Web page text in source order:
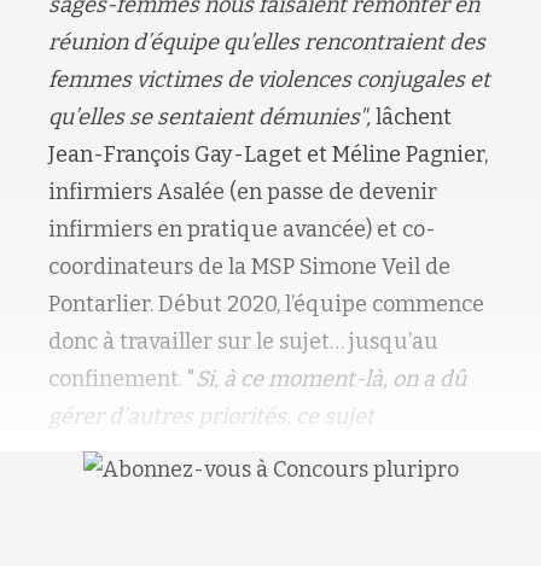
réunion d’équipe qu’elles rencontraient des
femmes victimes de violences conjugales et
qu’elles se sentaient démunies",lâchent
Jean-François Gay-Laget et Méline Pagnier,
infirmiers Asalée (en passe de devenir
infirmiers en pratique avancée) et co-
coordinateurs de la MSP Simone Veil de
Pontarlier. Début 2020, l’équipe commence
donc à travailler sur le sujet… jusqu’au
confinement. "Si, à ce moment-là, on a dû
gérer d’autres priorités, ce sujet